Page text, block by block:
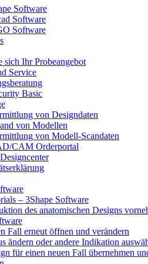
Software
Software
Software
sich Ihr Probeangebot
Service
Basic
von Designdaten
von Modellen
von Modell-Scandaten
CAM Orderportal
– 3Shape Software
des anatomischen Designs
Fall erneut öffnen und verändern
ändern oder andere Indikation
für einen neuen Fall übernehmen